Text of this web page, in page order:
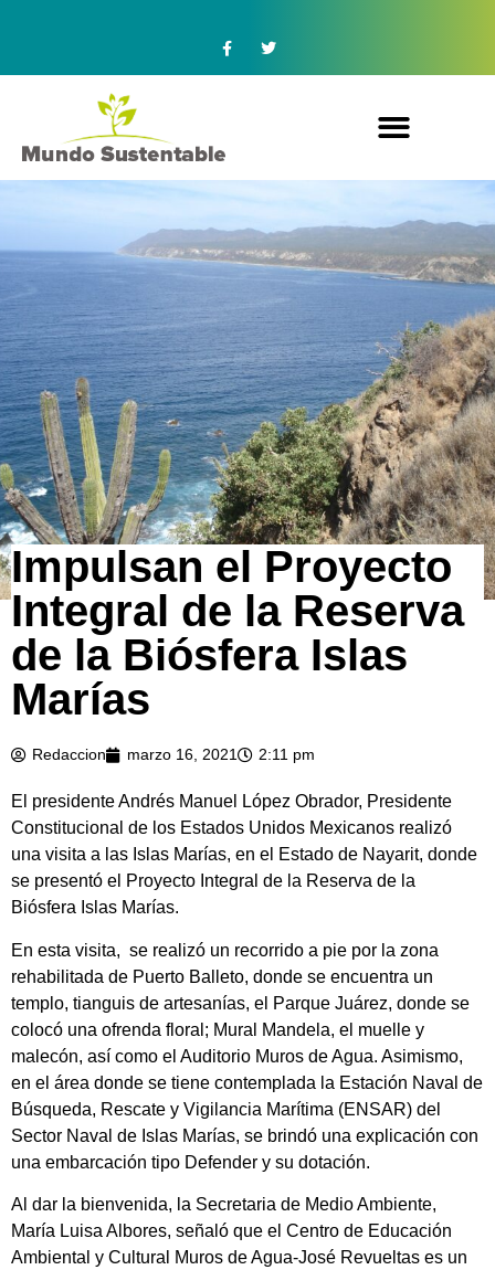
Impulsan el Proyecto
Integral de la Reserva
de la Biósfera Islas
Marías
Redaccion marzo 16, 2021 2:11 pm
El presidente Andrés Manuel López Obrador, Presidente
Constitucional de los Estados Unidos Mexicanos realizó
una visita a las Islas Marías, en el Estado de Nayarit, donde
se presentó el Proyecto Integral de la Reserva de la
Biósfera Islas Marías.
En esta visita, se realizó un recorrido a pie por la zona
rehabilitada de Puerto Balleto, donde se encuentra un
templo, tianguis de artesanías, el Parque Juárez, donde se
colocó una ofrenda floral; Mural Mandela, el muelle y
malecón, así como el Auditorio Muros de Agua. Asimismo,
en el área donde se tiene contemplada la Estación Naval de
Búsqueda, Rescate y Vigilancia Marítima (ENSAR) del
Sector Naval de Islas Marías, se brindó una explicación con
una embarcación tipo Defender y su dotación.
Al dar la bienvenida, la Secretaria de Medio Ambiente,
María Luisa Albores, señaló que el Centro de Educación
Ambiental y Cultural Muros de Agua-José Revueltas es un